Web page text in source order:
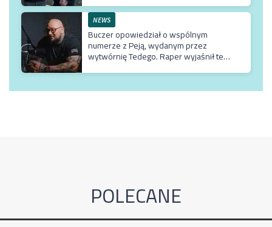
NEWS
Buczer opowiedział o wspólnym
numerze z Peją, wydanym przez
wytwórnię Tedego. Raper wyjaśnił też
kanału Wielkie Joł
POLECANE